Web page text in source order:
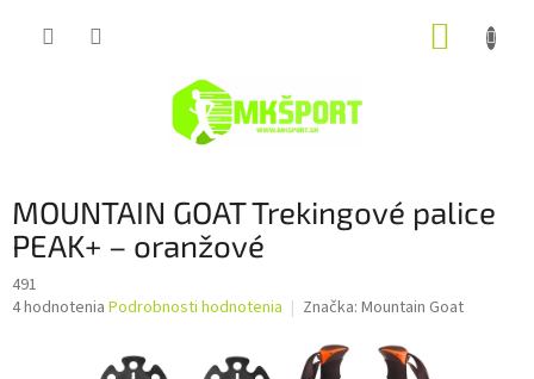
MOUNTAIN GOAT Trekingové palice
PEAK+ – oranžové
491
Priemerné
4 hodnotenia Podrobnosti hodnotenia Značka: Mountain Goat